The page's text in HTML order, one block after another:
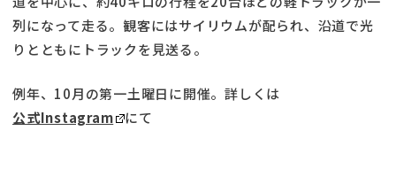
列になって走る。観客にはサイリウムが配られ、沿道で光
りとともにトラックを見送る。
例年、10月の第一土曜日に開催。詳しくは
公式Instagram
にて